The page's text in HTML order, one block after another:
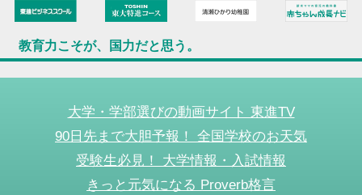
教育力こそが、国力だと思う。
大学・学部選びの動画サイト 東進TV
90日先まで大胆予報！ 全国学校のお天気
受験生必見！ 大学情報・入試情報
きっと元気になる Proverb格言